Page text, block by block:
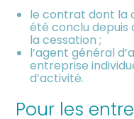
le contrat dont la
été conclu depuis
la cessation ;
l’agent général
entreprise
d’activité.
Pour les